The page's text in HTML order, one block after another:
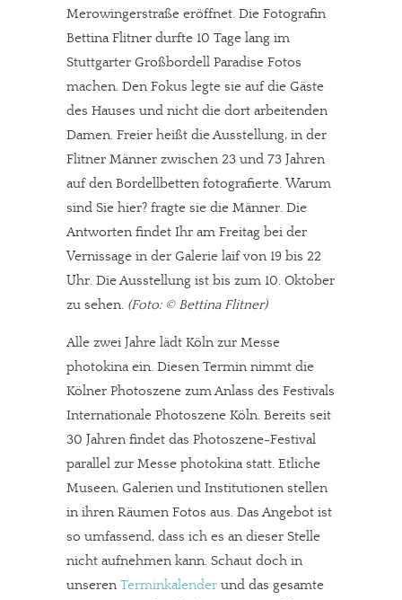
Solltest Du unsere unabhängige Berichterstattung schätzen,
kannst Du uns mit einer kleinen Spende unterstützen.
Paypal - danke@meinesuedstadt.de
JETZT SPENDEN Schon erledigt!
Merowingerstraße eröffnet. Die Fotografin
Bettina Flitner durfte 10 Tage lang im
Stuttgarter Großbordell Paradise Fotos
machen. Den Fokus legte sie auf die Gäste
des Hauses und nicht die dort arbeitenden
Damen. Freier heißt die Ausstellung, in der
Flitner Männer zwischen 23 und 73 Jahren
auf den Bordellbetten fotografierte. Warum
sind Sie hier? fragte sie die Männer. Die
Antworten findet Ihr am Freitag bei der
Vernissage in der Galerie laif von 19 bis 22
Uhr. Die Ausstellung ist bis zum 10. Oktober
zu sehen. (Foto: © Bettina Flitner)
Alle zwei Jahre lädt Köln zur Messe
photokina ein. Diesen Termin nimmt die
Kölner Photoszene zum Anlass des Festivals
Internationale Photoszene Köln. Bereits seit
30 Jahren findet das Photoszene-Festival
parallel zur Messe photokina statt. Etliche
Museen, Galerien und Institutionen stellen
in ihren Räumen Fotos aus. Das Angebot ist
so umfassend, dass ich es an dieser Stelle
nicht aufnehmen kann. Schaut doch in
unseren Terminkalender und das gesamte